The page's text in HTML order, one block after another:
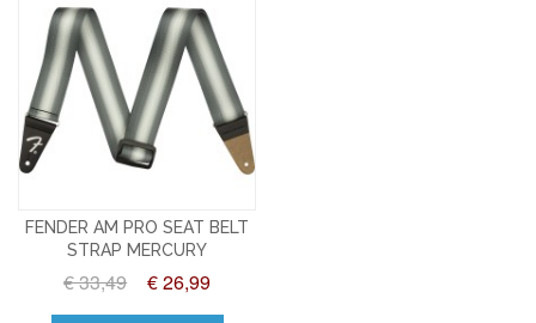
FENDER AM PRO SEAT BELT
STRAP MERCURY
€ 33,49 € 26,99